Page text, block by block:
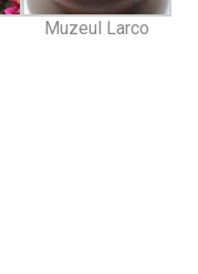
Muzeul Larco